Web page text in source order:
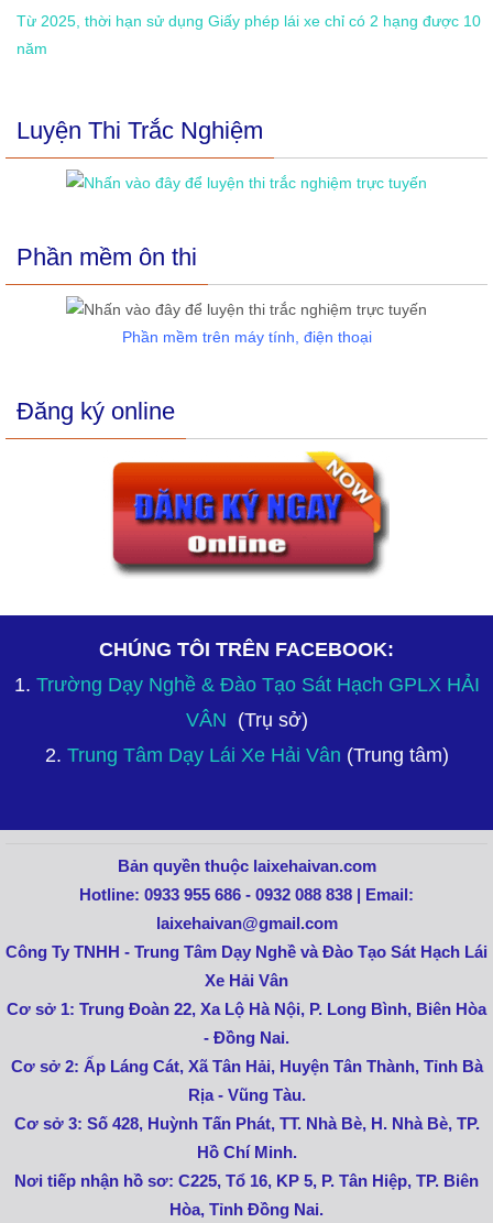
Từ 2025, thời hạn sử dụng Giấy phép lái xe chỉ có 2 hạng được 10
năm
Luyện Thi Trắc Nghiệm
Phần mềm ôn thi
Phần mềm trên máy tính, điện thoại
Đăng ký online
CHÚNG TÔI TRÊN FACEBOOK:
1. Trường Dạy Nghề & Đào Tạo Sát Hạch GPLX HẢI
VÂN (Trụ sở)
2. Trung Tâm Dạy Lái Xe Hải Vân (Trung tâm)
Bản quyền thuộc laixehaivan.com
Hotline: 0933 955 686 - 0932 088 838 | Email:
laixehaivan@gmail.com
Công Ty TNHH - Trung Tâm Dạy Nghề và Đào Tạo Sát Hạch Lái
Xe Hải Vân
Cơ sở 1: Trung Đoàn 22, Xa Lộ Hà Nội, P. Long Bình, Biên Hòa
- Đồng Nai.
Cơ sở 2: Ấp Láng Cát, Xã Tân Hải, Huyện Tân Thành, Tỉnh Bà
Rịa - Vũng Tàu.
Cơ sở 3: Số 428, Huỳnh Tấn Phát, TT. Nhà Bè, H. Nhà Bè, TP.
Hồ Chí Minh.
Nơi tiếp nhận hồ sơ: C225, Tổ 16, KP 5, P. Tân Hiệp, TP. Biên
Hòa, Tỉnh Đồng Nai.